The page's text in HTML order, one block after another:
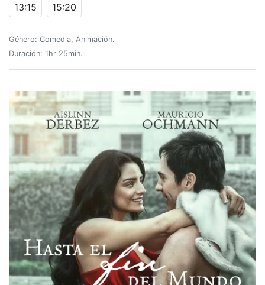
13:15
15:20
Género: Comedia, Animación.
Duración: 1hr 25min.